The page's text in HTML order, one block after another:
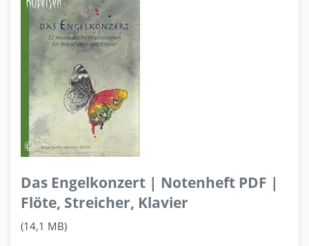
Das Engelkonzert | Notenheft PDF |
Flöte, Streicher, Klavier
(14,1 MB)